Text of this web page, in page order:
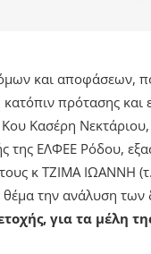
και αποφάσεων,
πρότασης και
Κασέρη Νεκτάριου,
της ΕΛΦΕΕ Ρόδου,
κ ΤΖΙΜΑ ΙΩΑΝΝΗ
την ανάλυση
για τα μέλη